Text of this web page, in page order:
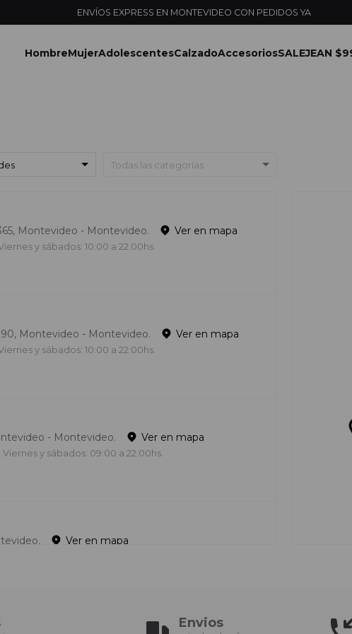
HombreMujerAdolescentesCalzadoAccesoriosSALEJEAN
Montevideo - Montevideo. Ver en mapa
y sábados: 10:00 a 22:00hs.
Montevideo - Montevideo. Ver en mapa
y sábados: 10:00 a 22:00hs.
- Montevideo. Ver en mapa
y sábados: 09:00 a 22:00hs.
Ver en mapa
Envios